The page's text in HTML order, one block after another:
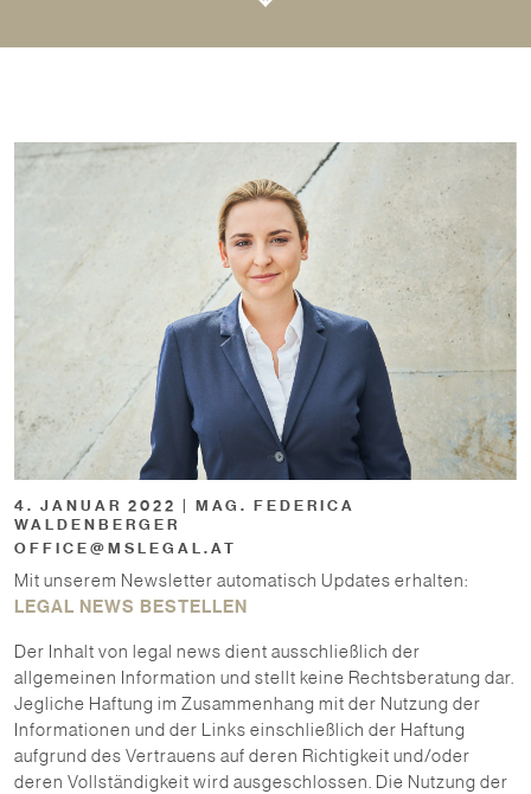
4. JANUAR 2022 | MAG. FEDERICA
WALDENBERGER
OFFICE@MSLEGAL.AT
Mit unserem Newsletter automatisch Updates erhalten:
LEGAL NEWS BESTELLEN
Der Inhalt von legal news dient ausschließlich der
allgemeinen Information und stellt keine Rechtsberatung dar.
Jegliche Haftung im Zusammenhang mit der Nutzung der
Informationen und der Links einschließlich der Haftung
aufgrund des Vertrauens auf deren Richtigkeit und/oder
deren Vollständigkeit wird ausgeschlossen. Die Nutzung der